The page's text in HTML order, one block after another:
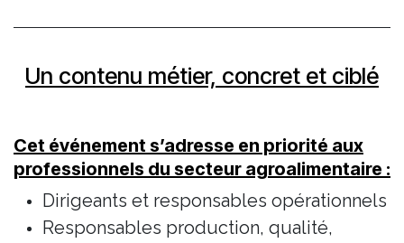
Un contenu métier, concret et ciblé
Cet événement s’adresse en priorité aux
professionnels du secteur agroalimentaire :
Dirigeants et responsables opérationnels
Responsables production, qualité,